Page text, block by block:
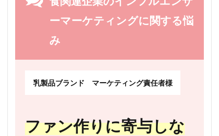
ーマーケティングに関する悩
み
乳製品ブランド マーケティング責任者様
ファン作りに寄与しな